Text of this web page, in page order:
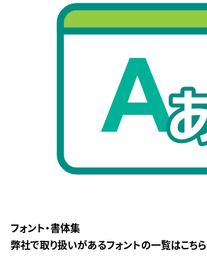
フォント・書体集
弊社で取り扱いがあるフォントの一覧はこちら